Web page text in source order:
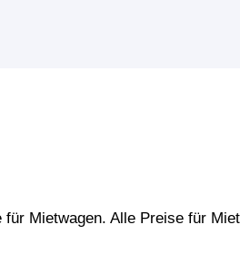
Mietwagen. Alle Preise für